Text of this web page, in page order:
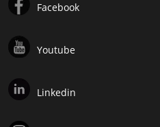
Facebook
Youtube
Linkedin